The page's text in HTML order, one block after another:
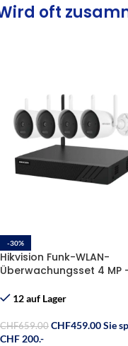
oft
-30%
Hikvision Funk-WLAN-
Überwachungsset 4 MP
NVR (ohne Festplatte) |
(NK844WBH)
12 auf Lager
CHF659.00 CHF459.00Sie
CHF 200.-